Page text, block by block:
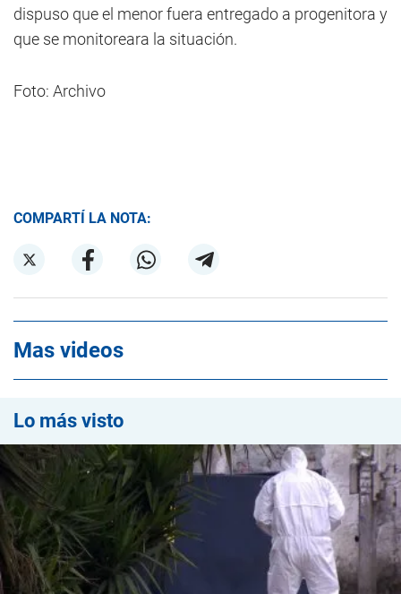
dispuso que el menor fuera entregado a progenitora y
que se monitoreara la situación.
Foto: Archivo
COMPARTÍ LA NOTA:
Mas videos
Lo más visto